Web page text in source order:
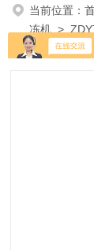
当前位置：
冻机 >